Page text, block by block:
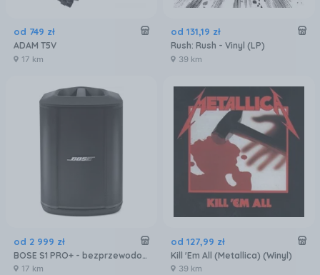
od 749 zł
ADAM T5V
17 km
od 131,19 zł
Rush: Rush - Vinyl (LP)
39 km
od 2 999 zł
‌BOSE S1 PRO+ - bezprzewodowy system nagłośnieniowy z baterią
17 km
od 127,99 zł
Kill 'Em All (Metallica) (Winyl)
39 km